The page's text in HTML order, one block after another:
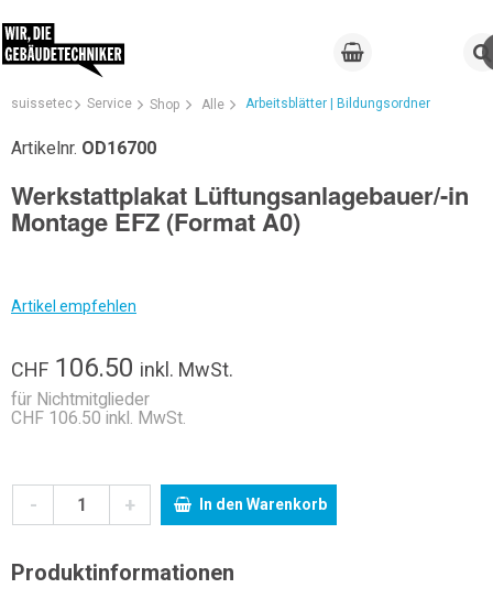
suissetec Service Shop Alle Arbeitsblätter | Bildungsordner
Artikelnr. OD16700
Werkstattplakat Lüftungsanlagebauer/-in
Montage EFZ (Format A0)
Artikel empfehlen
CHF 106.50 inkl. MwSt.
für Nichtmitglieder
CHF 106.50 inkl. MwSt.
- + In den Warenkorb
Produktinformationen